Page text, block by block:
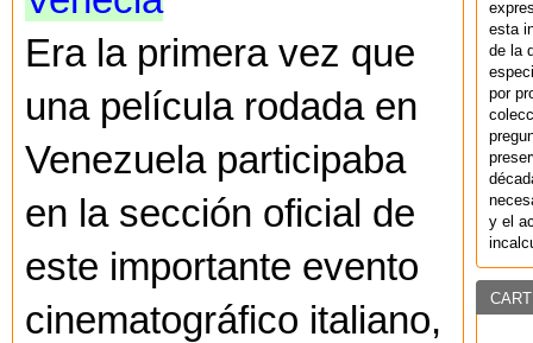
Era la primera vez que
una película rodada en
Venezuela participaba
en la sección oficial de
este importante evento
cinematográfico italiano,
esta
de la
por
y el